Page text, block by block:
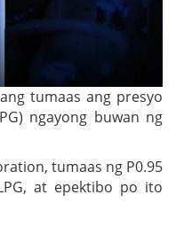
tumaas ang presyo
ngayong buwan ng
tumaas ng P0.95
at epektibo po ito